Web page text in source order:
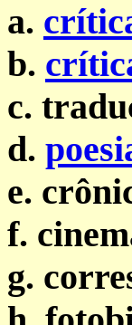
a.
b.
c.
d.
e.
f.
g.